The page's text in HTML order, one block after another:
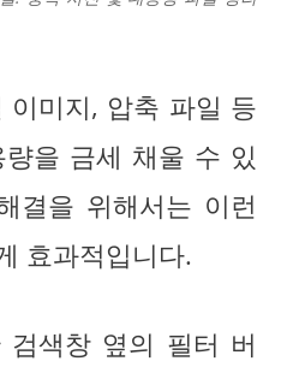
이미지, 압축 파일 등
을 금세 채울 수 있
결을 위해서는 이런
효과적입니다.
색창 옆의 필터 버